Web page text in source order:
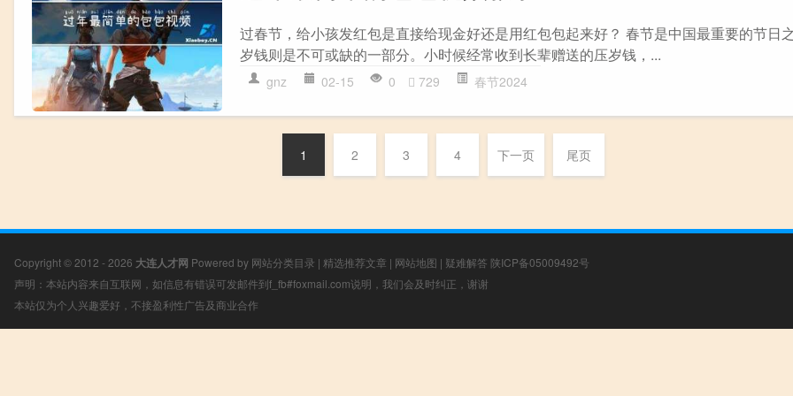
过春节，给小孩发红包是直接给现金好还是用红包包起来好？ 春节是中国最重要的节日
岁钱则是不可或缺的一部分。小时候经常收到长辈赠送的压岁钱，...
gnz 02-15 0 729 春节2024
1 2 3 4 下一页 尾页
Copyright © 2012 - 2026 大连人才网 Powered by 网站分类目录 | 精选推荐文章 | 网站地图 | 疑难解答 陕ICP备05009492号
声明：本站内容来自互联网，如信息有错误可发邮件到f_fb#foxmail.com说明，我们会及时纠正，谢谢
本站仅为个人兴趣爱好，不接盈利性广告及商业合作